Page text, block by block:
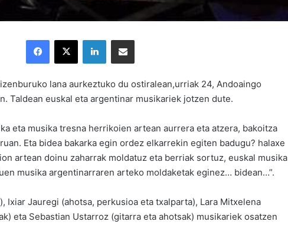
izenburuko lana aurkeztuko du ostiralean,urriak 24, Andoaingo
Taldean euskal eta argentinar musikariek jotzen dute.
eta musika tresna herrikoien artean aurrera eta atzera, bakoitza
Eta bidea bakarka egin ordez elkarrekin egiten badugu? halaxe
artean doinu zaharrak moldatuz eta berriak sortuz, euskal musika
musika argentinarraren arteko moldaketak eginez… bidean…”.
Ixiar Jauregi (ahotsa, perkusioa eta txalparta), Lara Mitxelena
eta Sebastian Ustarroz (gitarra eta ahotsak) musikariek osatzen